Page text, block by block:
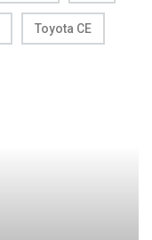
Toyota CE